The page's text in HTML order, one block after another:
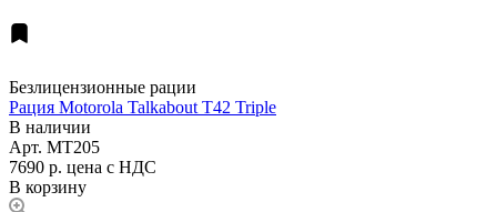
Безлицензионные рации
Рация Motorola Talkabout T42 Triple
В наличии
Арт. MT205
7690 р. цена с НДС
В корзину